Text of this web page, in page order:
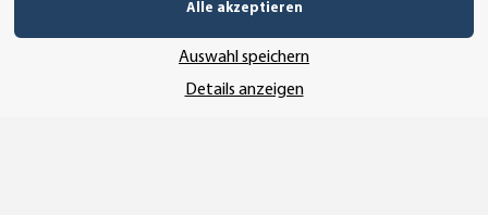
UNSER VERSANDDIENSTLEISTER
Alle akzeptieren
Auswahl speichern
Details anzeigen